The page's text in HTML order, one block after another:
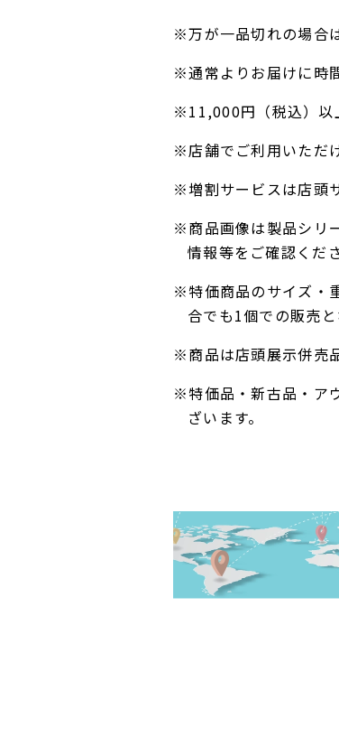
※万が一品切れの場合
※通常よりお届けに時
※11,000円（税込）以
※店舗でご利用いただ
※増割サービスは店頭
※商品画像は製品シリ
情報等をご確認くださ
※特価商品のサイズ・
合でも1個での販売と
※商品は店頭展示併売
※特価品・新古品・ア
ざいます。